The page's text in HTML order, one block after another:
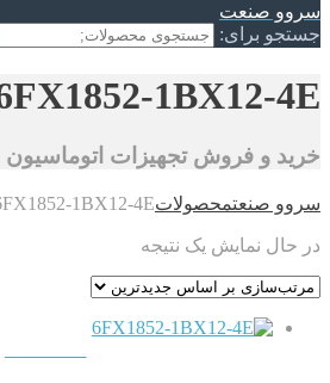
سروو صنعت
جستجو برای:
1BX12-4E
خرید و فروش تجهیزات
سروو صنعتمحصولات1BX12-4E
در حال نمایش یک نتیجه